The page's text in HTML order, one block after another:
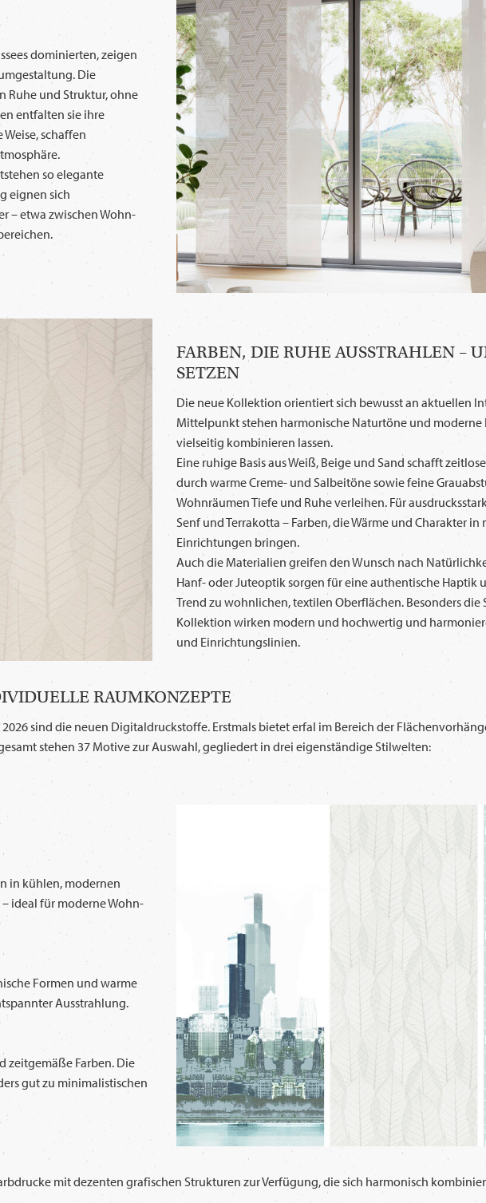
dominierten, zeigen
Die
Ruhe und Struktur, ohne
entfalten sie ihre
schaffen
so elegante
eignen sich
– etwa zwischen Wohn-
FARBEN, DIE RUHE AUSSTRAHLEN –
SETZEN
Die neue Kollektion orientiert sich bewusst an aktuellen
Mittelpunkt stehen harmonische Naturtöne und moderne
vielseitig kombinieren lassen.
Eine ruhige Basis aus Weiß, Beige und Sand schafft
durch warme Creme- und Salbeitöne sowie feine
Wohnräumen Tiefe und Ruhe verleihen. Für
Senf und Terrakotta – Farben, die Wärme und Charakter
Einrichtungen bringen.
Auch die Materialien greifen den Wunsch nach
Hanf- oder Juteoptik sorgen für eine authentische Haptik
Trend zu wohnlichen, textilen Oberflächen. Besonders
Kollektion wirken modern und hochwertig und
und Einrichtungslinien.
RAUMKONZEPTE
sind die neuen Digitaldruckstoffe. Erstmals bietet erfal im Bereich der
stehen 37 Motive zur Auswahl, gegliedert in drei eigenständige Stilwelten:
in kühlen, modernen
ideal für moderne Wohn-
Formen und warme
Ausstrahlung.
zeitgemäße Farben. Die
gut zu minimalistischen
mit dezenten grafischen Strukturen zur Verfügung, die sich harmonisch